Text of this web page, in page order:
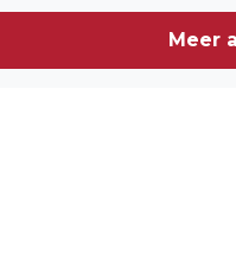
Meer